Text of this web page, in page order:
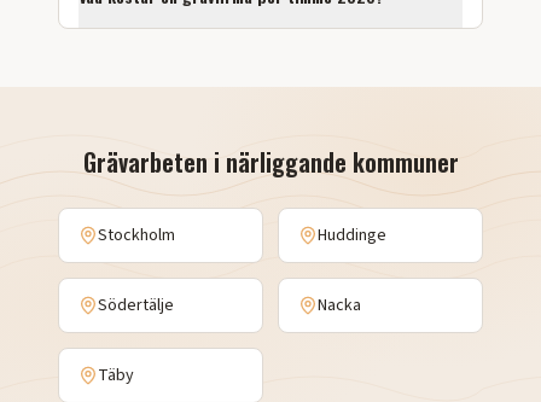
Grävarbeten i närliggande kommuner
Stockholm Huddinge
Södertälje Nacka
Täby